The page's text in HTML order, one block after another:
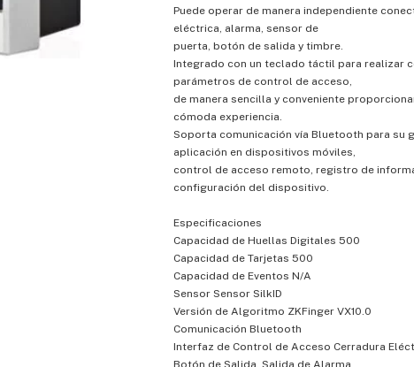
Puede operar de manera independiente
eléctrica, alarma, sensor de
puerta, botón de salida y timbre.
Integrado con un teclado táctil para realizar
parámetros de control de acceso,
de manera sencilla y conveniente
cómoda experiencia.
Soporta comunicación vía Bluetooth para su
aplicación en dispositivos móviles,
control de acceso remoto, registro de
configuración del dispositivo.
Especificaciones
Capacidad de Huellas Digitales 500
Capacidad de Tarjetas 500
Capacidad de Eventos N/A
Sensor Sensor SilkID
Versión de Algoritmo ZKFinger VX10.0
Comunicación Bluetooth
Interfaz de Control de Acceso Cerradura
Botón de Salida, Salida de Alarma